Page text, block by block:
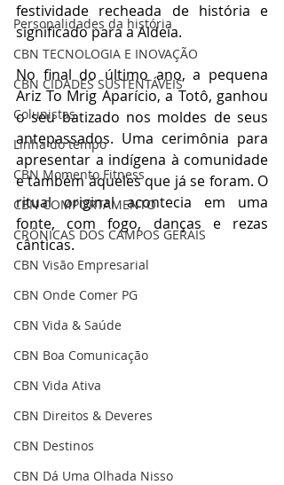
Personalidades da história
CBN TECNOLOGIA E INOVAÇÃO
CBN CIDADES SUSTENTÁVEIS
Colunistas
Linha do tempo
CBN Momento Fitness
CBN COMPORTAMENTO
CRÔNICAS DOS CAMPOS GERAIS
CBN Visão Empresarial
CBN Onde Comer PG
CBN Vida & Saúde
CBN Boa Comunicação
CBN Vida Ativa
CBN Direitos & Deveres
CBN Destinos
CBN Dá Uma Olhada Nisso
festividade recheada de história e
significado para a Aldeia.
No final do último ano, a pequena
Ariz To Mrig Aparício, a Totô, ganhou
o seu batizado nos moldes de seus
antepassados. Uma cerimônia para
apresentar a indígena à comunidade
e também àqueles que já se foram. O
ritual original acontecia em uma
fonte, com fogo, danças e rezas
cânticas.